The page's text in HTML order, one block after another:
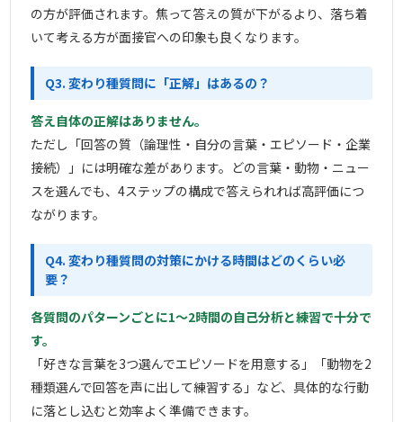
の方が評価されます。焦って答えの質が下がるより、落ち着
いて考える方が面接官への印象も良くなります。
Q3. 変わり種質問に「正解」はあるの？
答え自体の正解はありません。
ただし「回答の質（論理性・自分の言葉・エピソード・企業
接続）」には明確な差があります。どの言葉・動物・ニュー
スを選んでも、4ステップの構成で答えられれば高評価につ
ながります。
Q4. 変わり種質問の対策にかける時間はどのくらい必
要？
各質問のパターンごとに1〜2時間の自己分析と練習で十分で
す。
「好きな言葉を3つ選んでエピソードを用意する」「動物を2
種類選んで回答を声に出して練習する」など、具体的な行動
に落とし込むと効率よく準備できます。